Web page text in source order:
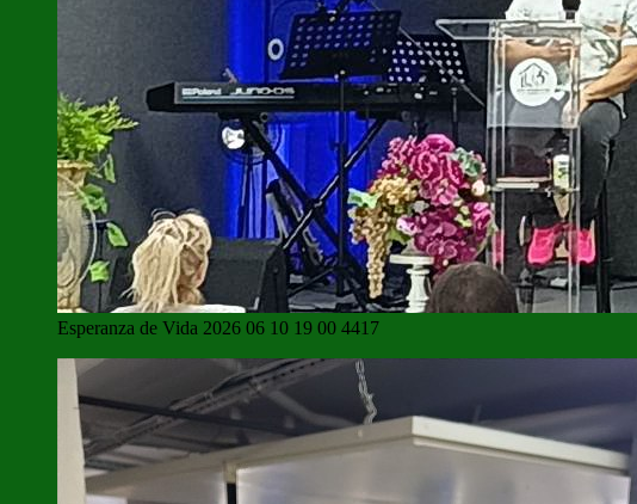
Esperanza de Vida 2026 06 10 19 00 4417